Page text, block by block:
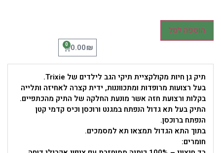
הוספה לסל
0.00₪
0
תיק גן חיות מקולקציית תיקי הגב לילדים של Trixie.
בעל רצועות מרופדות ומתכווננות, ידית קצרה לאחיזה ותלייה
בקלות ורצועת חזה אשר מונעת החלקה של התיק מהכתפיים.
התיק בעל תא גדול הנפתח במגנט ורוכסן וכיס קדמי קטן
הנפתח ברוכסן.
בתוך התא הגדול תמצאו תא למסמכים.
חומרים: